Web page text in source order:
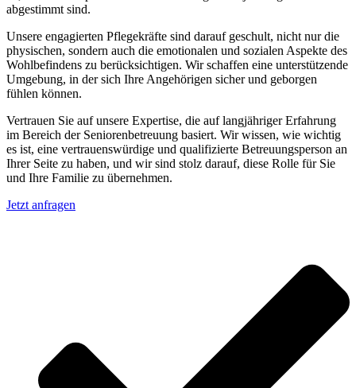
abgestimmt sind.
Unsere engagierten Pflegekräfte sind darauf geschult, nicht nur die
physischen, sondern auch die emotionalen und sozialen Aspekte des
Wohlbefindens zu berücksichtigen. Wir schaffen eine unterstützende
Umgebung, in der sich Ihre Angehörigen sicher und geborgen
fühlen können.
Vertrauen Sie auf unsere Expertise, die auf langjähriger Erfahrung
im Bereich der Seniorenbetreuung basiert. Wir wissen, wie wichtig
es ist, eine vertrauenswürdige und qualifizierte Betreuungsperson an
Ihrer Seite zu haben, und wir sind stolz darauf, diese Rolle für Sie
und Ihre Familie zu übernehmen.
Jetzt anfragen